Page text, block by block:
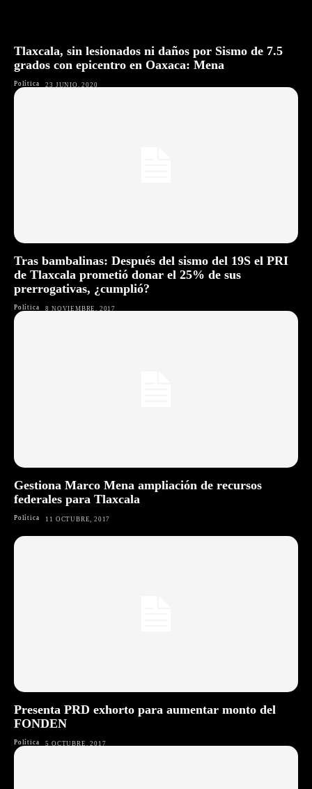
Tlaxcala, sin lesionados ni daños por Sismo de 7.5
grados con epicentro en Oaxaca: Mena
Política 23 JUNIO, 2020
Tras bambalinas: Después del sismo del 19S el PRI
de Tlaxcala prometió donar el 25% de sus
prerrogativas, ¿cumplió?
Política 8 NOVIEMBRE, 2017
Gestiona Marco Mena ampliación de recursos
federales para Tlaxcala
Política 11 OCTUBRE, 2017
Presenta PRD exhorto para aumentar monto del
FONDEN
Política 5 OCTUBRE, 2017